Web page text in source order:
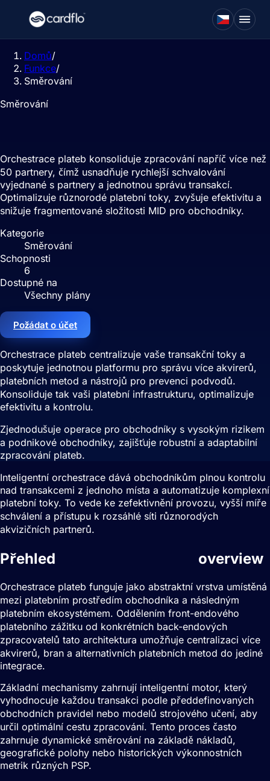
Domů/
Funkce/
Směrování
Směrování
Orchestrace plateb konsoliduje zpracování napříč více než
50 partnery, čímž usnadňuje rychlejší schvalování
vyjednané s partnery a jednotnou správu transakcí.
Optimalizuje různorodé platební toky, zvyšuje efektivitu a
snižuje fragmentované složitosti MID pro obchodníky.
Kategorie
Směrování
Schopnosti
6
Dostupné na
Všechny plány
Požádat o účet
Orchestrace plateb centralizuje vaše transakční toky a
poskytuje jednotnou platformu pro správu více akvirerů,
platebních metod a nástrojů pro prevenci podvodů.
Konsoliduje tak vaši platební infrastrukturu, optimalizuje
efektivitu a kontrolu.
Zjednodušuje operace pro obchodníky s vysokým rizikem
a podnikové obchodníky, zajišťuje robustní a adaptabilní
zpracování plateb.
Inteligentní orchestrace dává obchodníkům plnou kontrolu
nad transakcemi z jednoho místa a automatizuje komplexní
platební toky. To vede ke zefektivnění provozu, vyšší míře
schválení a přístupu k rozsáhlé síti různorodých
akvizičních partnerů.
Přehled overview
Orchestrace plateb funguje jako abstraktní vrstva umístěná
mezi platebním prostředím obchodníka a následným
platebním ekosystémem. Oddělením front-endového
platebního zážitku od konkrétních back-endových
zpracovatelů tato architektura umožňuje centralizaci více
akvirerů, bran a alternativních platebních metod do jediné
integrace.
Základní mechanismy zahrnují inteligentní motor, který
vyhodnocuje každou transakci podle předdefinovaných
obchodních pravidel nebo modelů strojového učení, aby
určil optimální cestu zpracování. Tento proces často
zahrnuje dynamické směrování na základě nákladů,
geografické polohy nebo historických výkonnostních
metrik různých PSP.